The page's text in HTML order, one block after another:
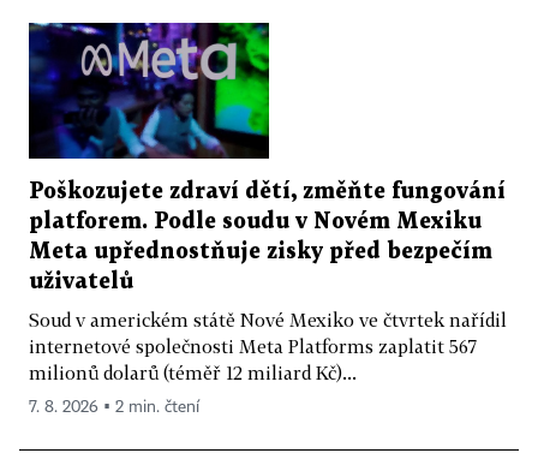
Poškozujete zdraví dětí, změňte fungování
platforem. Podle soudu v Novém Mexiku
Meta upřednostňuje zisky před bezpečím
uživatelů
Soud v americkém státě Nové Mexiko ve čtvrtek nařídil
internetové společnosti Meta Platforms zaplatit 567
milionů dolarů (téměř 12 miliard Kč)...
7. 8. 2026 ▪ 2 min. čtení